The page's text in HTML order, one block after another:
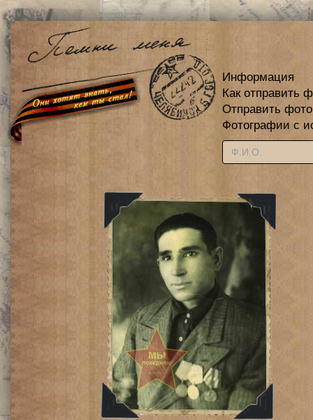
Информация
Как отправить
Отправить
Фотографии с